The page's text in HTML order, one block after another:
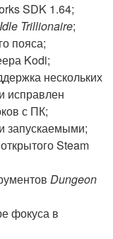
SDK 1.64;
Idle Trillionaire;
пояса;
Kodi;
нескольких
исправлен
с ПК;
запускаемыми;
Steam
Dungeon
фокуса в